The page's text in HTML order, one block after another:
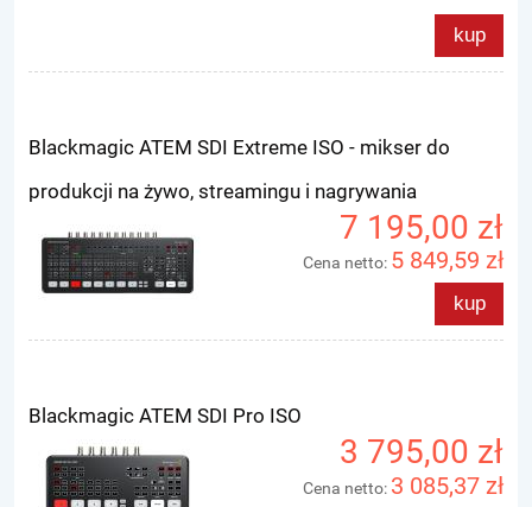
kup
Blackmagic ATEM SDI Extreme ISO - mikser do
produkcji na żywo, streamingu i nagrywania
7 195,00 zł
Cena netto: 5 849,59 zł
kup
Blackmagic ATEM SDI Pro ISO
3 795,00 zł
Cena netto: 3 085,37 zł